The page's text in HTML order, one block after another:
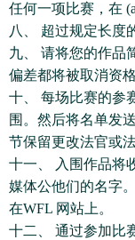
任何一项比赛，在
八、 超过规定长度
九、 请将您的作品
偏差都将被取消资格
十、 每场比赛的参
围。然后将名单发
节保留更改法官或
十一、 入围作品将
媒体公他们的名字
在WFL 网站上。
十二、 通过参加比